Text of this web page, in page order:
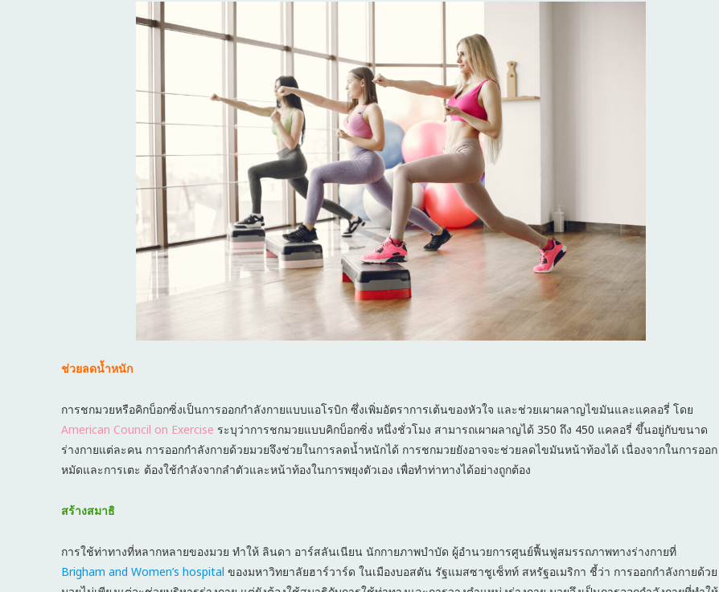
ช่วยลดน้ำหนัก
การชกมวยหรือคิกบ็อกซิ่งเป็นการออกกำลังกายแบบแอโรบิก ซึ่งเพิ่มอัตราการเต้นของหัวใจ และช่วยเผาผลาญไขมันและแคลอรี่ โดย
American Council on Exercise ระบุว่าการชกมวยแบบคิกบ็อกซิ่ง หนึ่งชั่วโมง สามารถเผาผลาญได้ 350 ถึง 450 แคลอรี่ ขึ้นอยู่กับขนาด
ร่างกายแต่ละคน การออกกำลังกายด้วยมวยจึงช่วยในการลดน้ำหนักได้ การชกมวยยังอาจจะช่วยลดไขมันหน้าท้องได้ เนื่องจากในการออก
หมัดและการเตะ ต้องใช้กำลังจากลำตัวและหน้าท้องในการพยุงตัวเอง เพื่อทำท่าทางได้อย่างถูกต้อง
สร้างสมาธิ
การใช้ท่าทางที่หลากหลายของมวย ทำให้ ลินดา อาร์สลันเนียน นักกายภาพบำบัด ผู้อำนวยการศูนย์ฟื้นฟูสมรรถภาพทางร่างกายที่
Brigham and Women’s hospital ของมหาวิทยาลัยฮาร์วาร์ด ในเมืองบอสตัน รัฐแมสซาชูเซ็ทท์ สหรัฐอเมริกา ชี้ว่า การออกกำลังกายด้วย